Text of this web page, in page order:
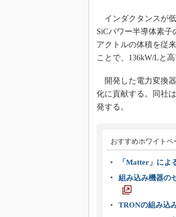
インダクタンスが低
SiCパワー半導体素
アクトルの体積を従
ことで、136kW/Lと
開発した電力変換器
化に貢献する。同社
発する。
おすすめホワイトペ
「Matter」によ
組み込み機器の
TRONの組み込